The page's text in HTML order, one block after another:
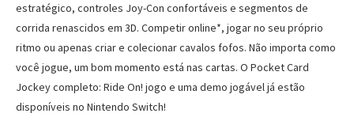
estratégico, controles Joy-Con confortáveis ​​e segmentos de
corrida renascidos em 3D. Competir online*, jogar no seu próprio
ritmo ou apenas criar e colecionar cavalos fofos. Não importa como
você jogue, um bom momento está nas cartas. O Pocket Card
Jockey completo: Ride On! jogo e uma demo jogável já estão
disponíveis no Nintendo Switch!